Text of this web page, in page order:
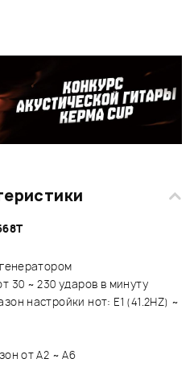
30 ~ 230 ударов в минуту
настройки нот: E1 (41.2HZ) ~
от А2 ~ A6